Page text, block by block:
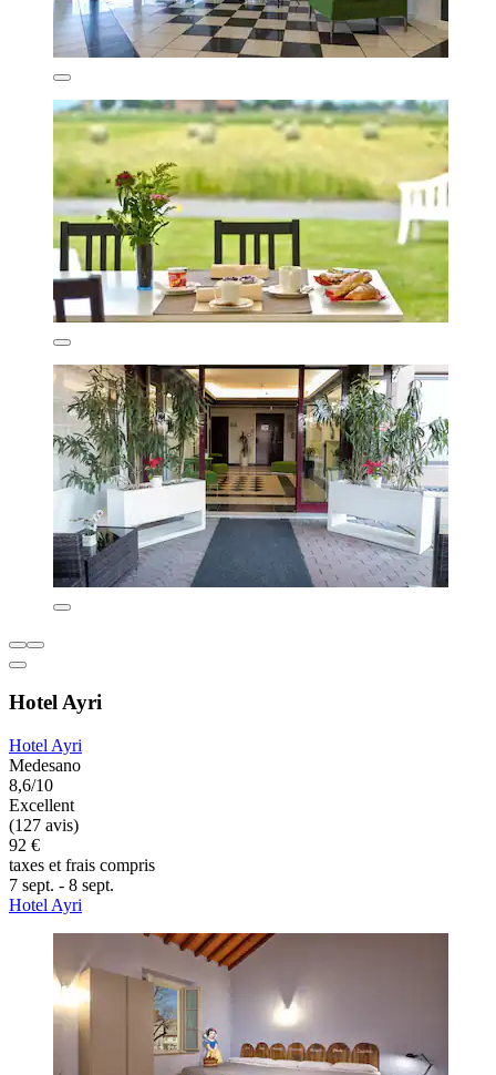
Hotel Ayri
Hotel Ayri
Medesano
8,6/10
Excellent
(127 avis)
92 €
taxes et frais compris
7 sept. - 8 sept.
Hotel Ayri